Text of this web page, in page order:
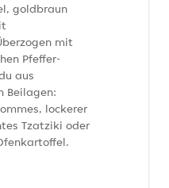
goldbraun
mit
Pfeffer-
aus
Beilagen:
lockerer
Tzatziki oder